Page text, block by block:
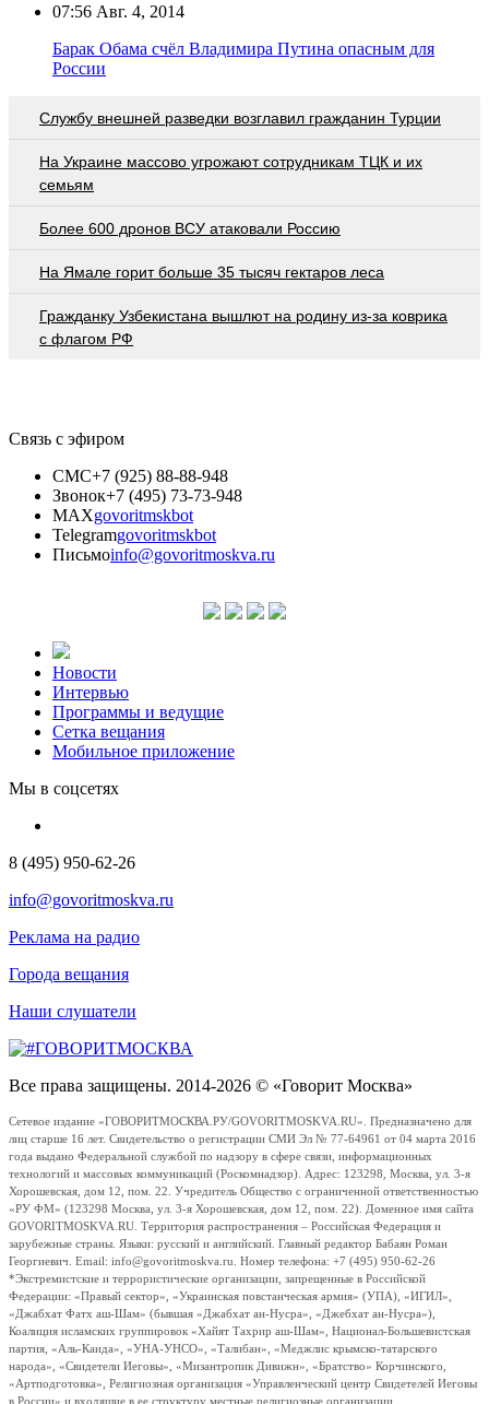
07:56 Авг. 4, 2014
Барак Обама счёл Владимира Путина опасным для
России
Службу внешней разведки возглавил гражданин Турции
На Украине массово угрожают сотрудникам ТЦК и их
семьям
Более 600 дронов ВСУ атаковали Россию
На Ямале горит больше 35 тысяч гектаров леса
Гражданку Узбекистана вышлют на родину из-за коврика
с флагом РФ
Связь с эфиром
СМС+7 (925) 88-88-948
Звонок+7 (495) 73-73-948
MAXgovoritmskbot
Telegramgovoritmskbot
Письмоinfo@govoritmoskva.ru
Новости
Интервью
Программы и ведущие
Сетка вещания
Мобильное приложение
Мы в соцсетях
8 (495) 950-62-26
info@govoritmoskva.ru
Реклама на радио
Города вещания
Наши слушатели
Все права защищены. 2014-2026 © «Говорит Москва»
Сетевое издание «ГОВОРИТМОСКВА.РУ/GOVORITMOSKVA.RU». Предназначено для
лиц старше 16 лет. Свидетельство о регистрации СМИ Эл № 77-64961 от 04 марта 2016
года выдано Федеральной службой по надзору в сфере связи, информационных
технологий и массовых коммуникаций (Роскомнадзор). Адрес: 123298, Москва, ул. 3-я
Хорошевская, дом 12, пом. 22. Учредитель Общество с ограниченной ответственностью
«РУ ФМ» (123298 Москва, ул. 3-я Хорошевская, дом 12, пом. 22). Доменное имя сайта
GOVORITMOSKVA.RU. Территория распространения – Российская Федерация и
зарубежные страны. Языки: русский и английский. Главный редактор Бабаян Роман
Георгиевич. Email: info@govoritmoskva.ru. Номер телефона: +7 (495) 950-62-26
*Экстремистские и террористические организации, запрещенные в Российской
Федерации: «Правый сектор», «Украинская повстанческая армия» (УПА), «ИГИЛ»,
«Джабхат Фатх аш-Шам» (бывшая «Джабхат ан-Нусра», «Джебхат ан-Нусра»),
Коалиция исламских группировок «Хайят Тахрир аш-Шам», Национал-Большевистская
партия, «Аль-Каида», «УНА-УНСО», «Талибан», «Меджлис крымско-татарского
народа», «Свидетели Иеговы», «Мизантропик Дивижн», «Братство» Корчинского,
«Артподготовка», Религиозная организация «Управленческий центр Свидетелей Иеговы
в России» и входящие в ее структуру местные религиозные организации.